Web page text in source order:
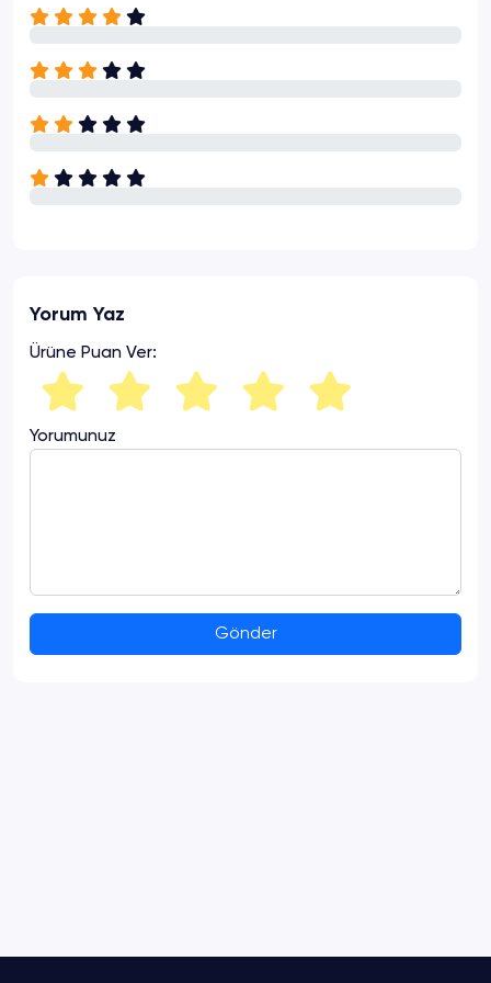
Yorum Yaz
Ürüne Puan Ver:
Yorumunuz
Gönder